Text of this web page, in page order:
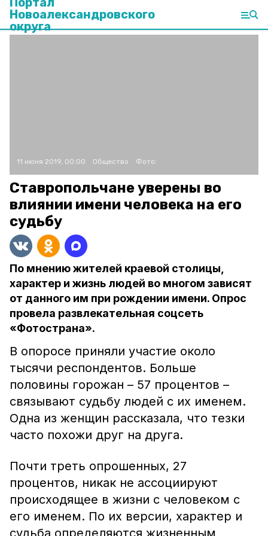
Новоалександровского
округа
11 июня 2019, 00:00 Общество Фото:
Ставропольчане уверены во
влиянии имени человека на его
судьбу
По мнению жителей краевой столицы,
характер и жизнь людей во многом зависят
от данного им при рождении имени. Опрос
провела развлекательная соцсеть
«Фотострана».
В опоросе приняли участие около
тысячи респондентов. Больше
половины горожан – 57 процентов –
связывают судьбу людей с их именем.
Одна из женщин рассказала, что тезки
часто похожи друг на друга.
Почти треть опрошенных, 27
процентов, никак не ассоциируют
происходящее в жизни с человеком с
его именем. По их версии, характер и
судьба определяются жизненным